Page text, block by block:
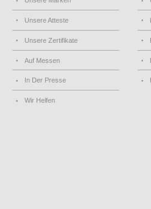
Unsere Atteste
Unsere Zertifikate
Auf Messen
In Der Presse
Wir Helfen